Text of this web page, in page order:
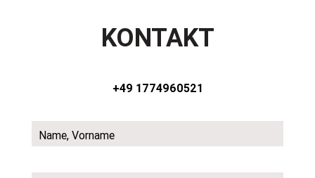
KONTAKT
+49 1774960521
Name, Vorname